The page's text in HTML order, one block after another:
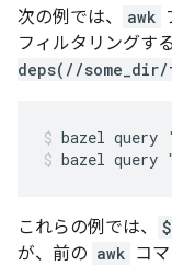
次の例では、 awk
フィルタリングす
deps(//
bazel query
bazel query
これらの例では、
が、前の awk コマ